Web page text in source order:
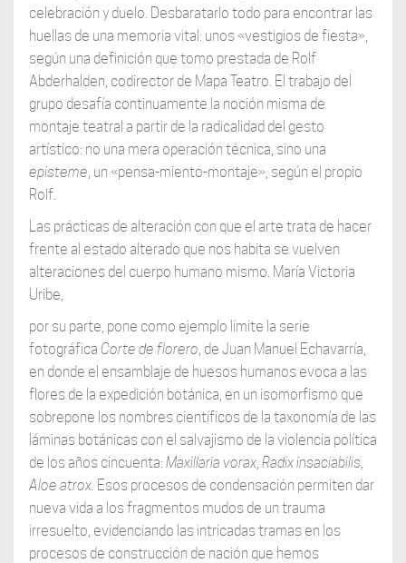
celebración y duelo. Desbaratarlo todo para encontrar las
huellas de una memoria vital: unos «vestigios de fiesta»,
según una definición que tomo prestada de Rolf
Abderhalden, codirector de Mapa Teatro. El trabajo del
grupo desafía continuamente la noción misma de
montaje teatral a partir de la radicalidad del gesto
artístico: no una mera operación técnica, sino una
episteme , un «pensa-miento-montaje», según el propio
Rolf.
Las prácticas de alteración con que el arte trata de hacer
frente al estado alterado que nos habita se vuelven
alteraciones del cuerpo humano mismo. María Victoria
Uribe,
por su parte, pone como ejemplo límite la serie
fotográfica Corte de florero , de Juan Manuel Echavarría,
en donde el ensamblaje de huesos humanos evoca a las
flores de la expedición botánica, en un isomorfismo que
sobrepone los nombres científicos de la taxonomía de las
láminas botánicas con el salvajismo de la violencia política
de los años cincuenta: Maxillaria vorax, Radix insaciabilis,
Aloe atrox. Esos procesos de condensación permiten dar
nueva vida a los fragmentos mudos de un trauma
irresuelto, evidenciando las intricadas tramas en los
procesos de construcción de nación que hemos